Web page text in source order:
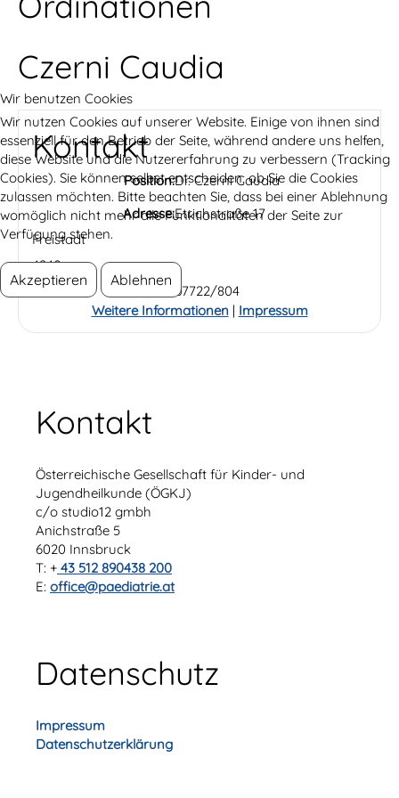
Czerni Caudia
Kontakt
Position:Dr. Czerni Caudia
Adresse:Etrichstraße 17
Freistadt
4240
Telefon:
07722/804
Kontakt
Österreichische Gesellschaft für Kinder- und
Jugendheilkunde (ÖGKJ)
c/o studio12 gmbh
Anichstraße 5
6020 Innsbruck
T: + 43 512 890438 200
E: office@paediatrie.at
Datenschutz
Impressum
Datenschutzerklärung
Wir benutzen Cookies
Wir nutzen Cookies auf unserer Website. Einige von ihnen sind
essenziell für den Betrieb der Seite, während andere uns helfen,
diese Website und die Nutzererfahrung zu verbessern (Tracking
Cookies). Sie können selbst entscheiden, ob Sie die Cookies
zulassen möchten. Bitte beachten Sie, dass bei einer Ablehnung
womöglich nicht mehr alle Funktionalitäten der Seite zur
Verfügung stehen.
Akzeptieren Ablehnen
Weitere Informationen| Impressum